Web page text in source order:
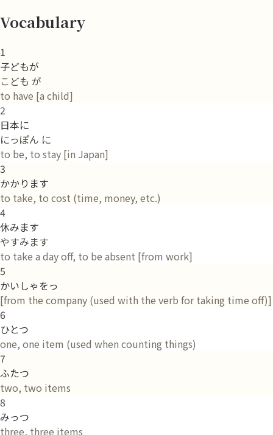
Vocabulary
1
子どもが
こども が
to have [a child]
2
日本に
にっぽん に
to be, to stay [in Japan]
3
かかります
to take, to cost (time, money, etc.)
4
休みます
やすみます
to take a day off, to be absent [from work]
5
かいしゃをっ
[from the company (used with the verb for taking time off)]
6
ひとつ
one, one item (used when counting things)
7
ふたつ
two, two items
8
みっつ
three, three items